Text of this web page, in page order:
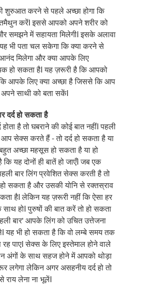
शुरुआत करने से पहले अच्छा होगा कि
करेंI इससे आपको अपने शरीर को
समझने में सहायता मिलेगीI इसके अलावा
भी पता चल सकेगा कि क्या करने से
मिलेगा और क्या आपके लिए
हो सकता हैI यह ज़रूरी है कि आपको
कि आपके लिए क्या अच्छा है जिससे कि आप
साथी को बता सकेंI
दर्द हो सकता है
होता है तो घबराने की कोई बात नहींI पहली
सेक्स करते हैं - तो दर्द हो सकता है या
अच्छा महसूस हो सकता है या हो
यह दोनों ही बातें हो जाएँI जब एक
बार लिंग प्रवेशित सेक्स करती है तो
सकता है और उसकी योनि से रक्तस्राव
हैI लेकिन यह ज़रूरी नहीं कि ऐसा हर
होI पुरुषों की बात करें तो हो सकता
बार' आपके लिंग को उचित उत्तेजना
यह भी हो सकता है कि वो लम्बे समय तक
पाएI सेक्स के लिए इस्तेमाल होने वाले
अंगों के साथ सहज होने में आपको थोड़ा
लगेगा लेकिन अगर असहनीय दर्द हो तो
राय लेना ना भूलेंI